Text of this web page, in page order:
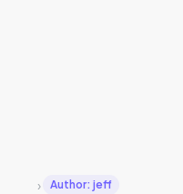
› Author: jeff